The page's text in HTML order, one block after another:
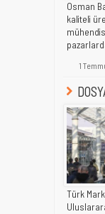
Osman
kaliteli
1
Türk